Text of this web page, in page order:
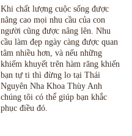
TẠI THÁI NGUYÊN.
Khi chất lượng cuộc sống được
nâng cao mọi nhu cầu của con
người cũng được nâng lên. Nhu
cầu làm đẹp ngày càng được quan
tâm nhiều hơn, và nếu những
khiếm khuyết trên hàm răng khiến
bạn tự ti thì đừng lo tại Thái
Nguyên Nha Khoa Thùy Anh
chúng tôi có thể giúp bạn khắc
phục điều đó.